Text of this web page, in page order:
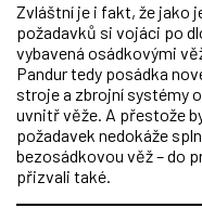
Zvláštní je i fakt, že jako
požadavků si vojáci po
vybavená osádkovými
Pandur tedy posádka
stroje a zbrojní systémy
uvnitř věže. A přestože
požadavek nedokáže
bezosádkovou věž – do
přizvali také.